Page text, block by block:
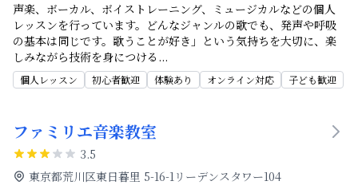
声楽、ボーカル、ボイストレーニング、ミュージカルなどの個人
レッスンを行っています。どんなジャンルの歌でも、発声や呼吸
の基本は同じです。歌うことが好き」という気持ちを大切に、楽
しみながら技術を身につける ...
個人レッスン 初心者歓迎 体験あり オンライン対応 子ども歓迎
ファミリエ音楽教室
3.5
東京都荒川区東日暮里 5-16-1リーデンスタワー104